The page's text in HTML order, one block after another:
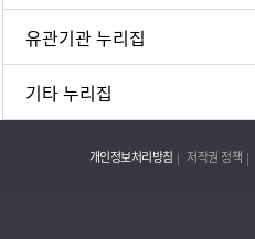
유관기관 누리집
기타 누리집
개인정보처리방침 저작권 정책